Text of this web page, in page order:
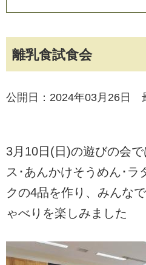
離乳食試食会
公開日：2024年03月26日
3月10日(日)の遊びの会
ス･あんかけそうめん･ラ
クの4品を作り、みんな
ゃべりを楽しみました